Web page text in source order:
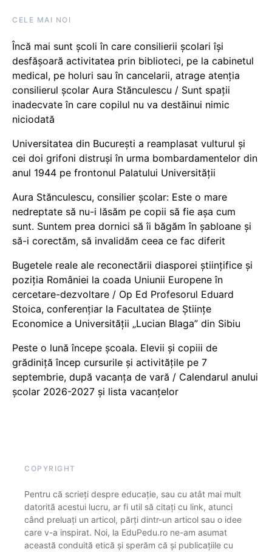
CELE MAI NOI
Încă mai sunt școli în care consilierii școlari își
desfășoară activitatea prin biblioteci, pe la cabinetul
medical, pe holuri sau în cancelarii, atrage atenția
consilierul școlar Aura Stănculescu / Sunt spații
inadecvate în care copilul nu va destăinui nimic
niciodată
Universitatea din București a reamplasat vulturul și
cei doi grifoni distruși în urma bombardamentelor din
anul 1944 pe frontonul Palatului Universității
Aura Stănculescu, consilier școlar: Este o mare
nedreptate să nu-i lăsăm pe copii să fie așa cum
sunt. Suntem prea dornici să îi băgăm în șabloane și
să-i corectăm, să invalidăm ceea ce fac diferit
Bugetele reale ale reconectării diasporei științifice și
poziția României la coada Uniunii Europene în
cercetare-dezvoltare / Op Ed Profesorul Eduard
Stoica, conferențiar la Facultatea de Științe
Economice a Universității „Lucian Blaga” din Sibiu
Peste o lună începe școala. Elevii și copiii de
grădiniță încep cursurile și activitățile pe 7
septembrie, după vacanța de vară / Calendarul anului
școlar 2026-2027 și lista vacanțelor
COPYRIGHT
Pentru că scrieți despre educație, sau cu atât mai mult
datorită acestui lucru, ar fi util să citați cu link, atunci
când preluați un articol, părți dintr-un articol sau o idee
care v-a inspirat. Noi, la EduPedu.ro ne-am asumat
această conduită etică și sperăm că și publicațiile cu